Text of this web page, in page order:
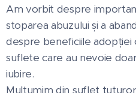
Am vorbit despre
stoparea abuzului și a
despre beneficiile adopției
suflete care au nevoie
iubire.
Mulțumim din suflet